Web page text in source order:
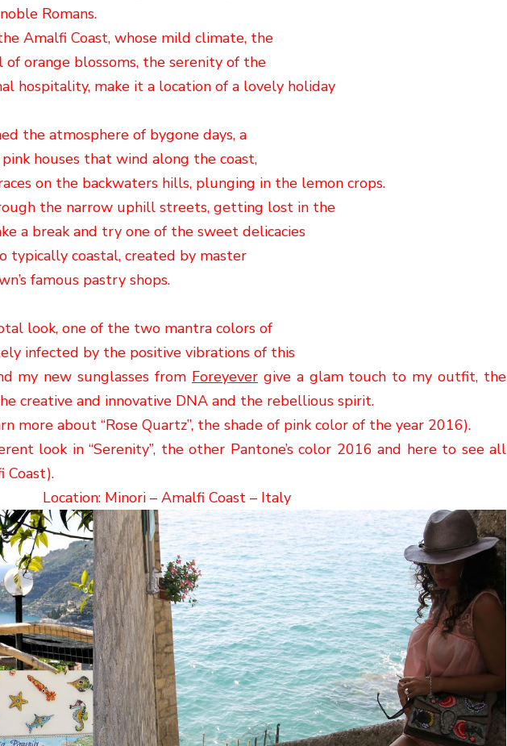
Romans.
Amalfi Coast, whose mild climate, the
orange blossoms, the serenity of the
hospitality, make it a location of a lovely holiday
the atmosphere of bygone days, a
houses that wind along the coast,
on the backwaters hills, plunging in the lemon crops.
the narrow uphill streets, getting lost in the
a break and try one of the sweet delicacies
typically coastal, created by master
famous pastry shops.
look, one of the two mantra colors of
infected by the positive vibrations of this
my new sunglasses from Foreyevergive a glam touch to my outfit, the
creative and innovative DNA and the rebellious spirit.
more about “Rose Quartz”, the shade of pink color of the year 2016).
look in “Serenity”, the other Pantone’s color 2016 and here to see all
Coast).
Location: Minori – Amalfi Coast – Italy